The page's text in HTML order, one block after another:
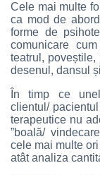
Cele mai multe
ca mod de
forme de
comunicare
teatrul,
desenul, dansul
În timp ce
clientul/
terapeutice nu
”boală/
cele mai multe
atât analiza